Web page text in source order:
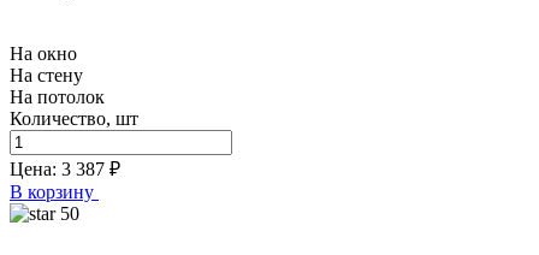
На окно
На стену
На потолок
Количество, шт
Цена: 3 387 ₽
В корзину
50